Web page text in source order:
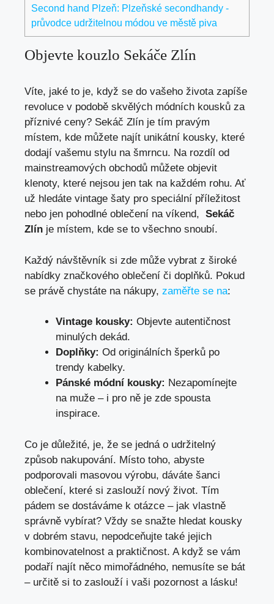
Second hand Plzeň: Plzeňské secondhandy -
průvodce udržitelnou módou ve městě piva
Objevte kouzlo Sekáče Zlín
Víte, jaké to je, když se‍ do vašeho života‌ zapíše
revoluce v podobě skvělých módních​ kousků za
⁢příznivé ceny? Sekáč Zlín ⁤je tím ⁣pravým
místem, kde můžete ⁣najít unikátní ‍kousky, které
dodají ‌vašemu stylu na šmrncu. ⁣Na ‍rozdíl⁣ od
mainstreamových ​obchodů⁢ můžete ‌objevit‌
klenoty,​ které nejsou jen⁣ tak na⁣ každém rohu. Ať‍
už ⁣hledáte vintage šaty ​pro speciální⁢ příležitost
⁢nebo ​jen pohodlné oblečení na víkend, ⁣ Sekáč
Zlín je místem, kde ⁣se to ‌všechno snoubí.
Každý​ návštěvník‍ si zde‌ může vybrat z široké
nabídky značkového⁢ oblečení⁤ či doplňků.⁣ Pokud
se právě chystáte na nákupy, ‍ zaměřte se na:
Vintage kousky: Objevte autentičnost
minulých dekád.
Doplňky: Od originálních šperků po
trendy kabelky.
Pánské módní⁣ kousky: Nezapomínejte
na muže – i pro ⁢ně ⁤je zde​ spousta
inspirace.
Co je ‍důležité, je, že⁢ se jedná o udržitelný
způsob‍ nakupování. Místo⁢ toho, abyste
podporovali masovou výrobu, dáváte šanci​
oblečení, které si zaslouží nový ‍život. Tím
pádem se dostáváme k otázce – jak vlastně
správně ‍vybírat? Vždy se⁢ snažte hledat kousky
v dobrém​ stavu, ⁣nepodceňujte také jejich
‌kombinovatelnost a ‍praktičnost.‍ A když ‌se vám
podaří najít něco mimořádného, nemusíte se bát
– určitě si to zaslouží i vaši pozornost​ a lásku!